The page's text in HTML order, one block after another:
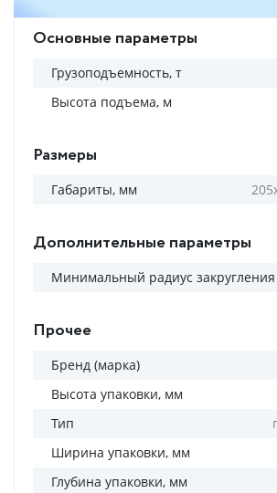
Основные параметры
Грузоподъемность, т
Высота подъема, м
Размеры
Габариты, мм
Дополнительные параметры
Минимальный радиус закругления
Прочее
Бренд (марка)
Высота упаковки, мм
Тип
Ширина упаковки, мм
Глубина упаковки, мм